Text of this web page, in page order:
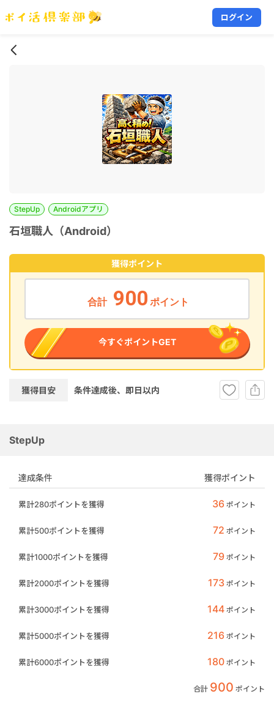
ログイン
StepUp Androidアプリ
石垣職人（Android）
獲得ポイント
合計 900 ポイント
今すぐポイントGET
獲得目安 条件達成後、即日以内
StepUp
達成条件 獲得ポイント
累計280ポイントを獲得 36 ポイント
累計500ポイントを獲得 72 ポイント
累計1000ポイントを獲得 79 ポイント
累計2000ポイントを獲得 173 ポイント
累計3000ポイントを獲得 144 ポイント
累計5000ポイントを獲得 216 ポイント
累計6000ポイントを獲得 180 ポイント
合計 900 ポイント